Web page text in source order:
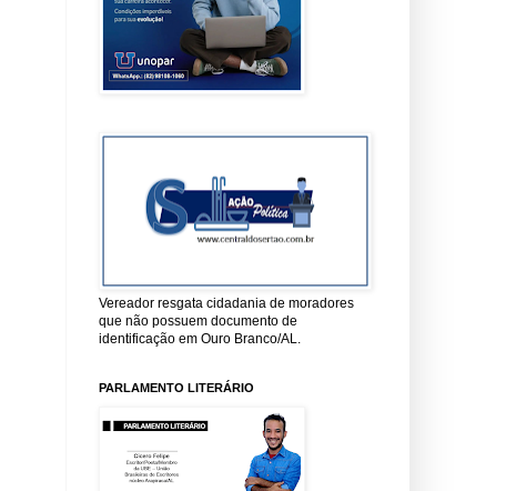
Vereador resgata cidadania de moradores
que não possuem documento de
identificação em Ouro Branco/AL.
PARLAMENTO LITERÁRIO